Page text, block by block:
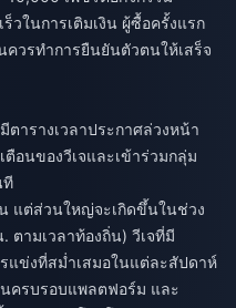
ในการเติมเงิน ผู้ซื้อครั้งแรก
วรทำการยืนยันตัวตนให้เสร็จ
ตารางเวลาประกาศล่วงหน้า
อนของวีเจและเข้าร่วมกลุ่ม
ที
แต่ส่วนใหญ่จะเกิดขึ้นในช่วง
ตามเวลาท้องถิ่น) วีเจที่มี
แข่งที่สม่ำเสมอในแต่ละสัปดาห์
ครบรอบแพลตฟอร์ม และ